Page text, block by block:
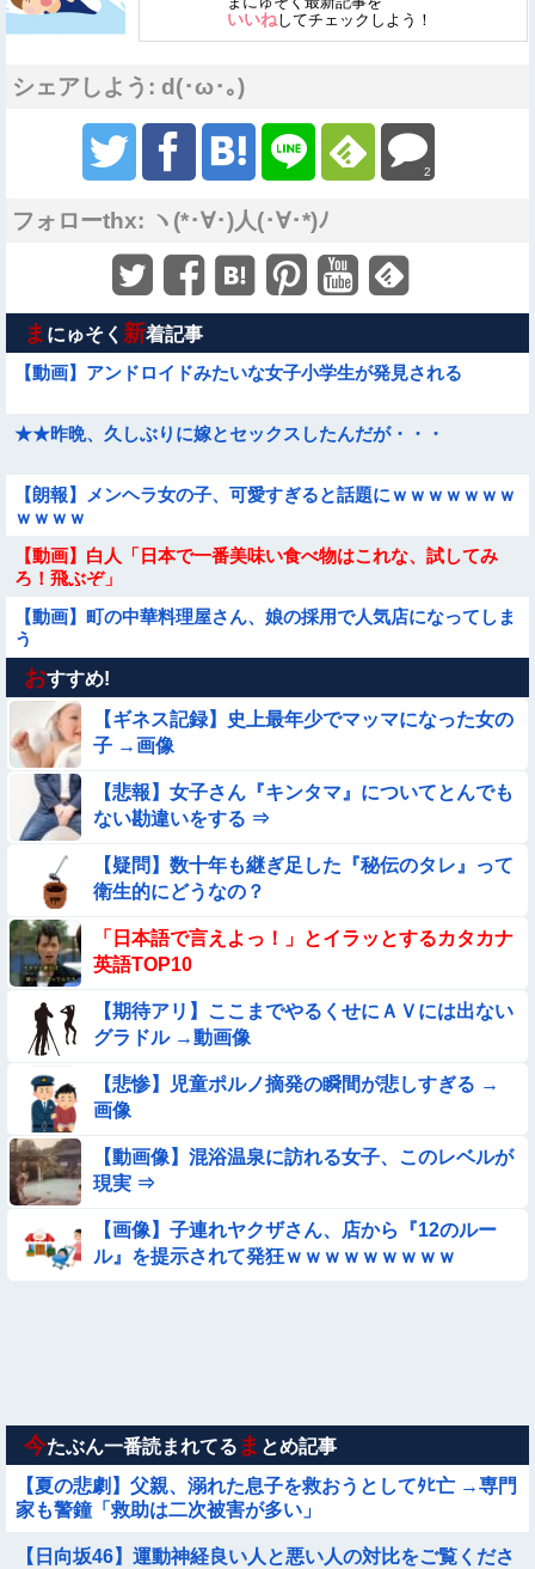
いいねしてチェックしよう！
シェアしよう: d(･ω･｡)
2
フォローthx: ヽ(*･∀･)人(･∀･*)ﾉ
ま にゅそく 新着記事
【動画】アンドロイドみたいな女子小学生が発見される
★★昨晩、久しぶりに嫁とセックスしたんだが・・・
【朗報】メンヘラ女の子、可愛すぎると話題にｗｗｗｗｗｗｗ
ｗｗｗｗ
【動画】白人「日本で一番美味い食べ物はこれな、試してみ
ろ！飛ぶぞ」
【動画】町の中華料理屋さん、娘の採用で人気店になってしま
う
【悲報】イッヌさん、飼い主の『レズプレイ』を見てドン引
き・・・
【動画あり】ボーイッシュ美少女「どうしたん？おっぱい揉
む？❤」
【動画】野犬の群れに襲われた男性、とんでもない方法で制圧
するｗｗｗｗｗｗｗ
【動画】力士さん、ボクサーをボコってしまう
【画像】新人AV女優さん、ジブリキャラのコスプレでチンポ
を硬めてくるｗｗｗｗｗｗｗ
【動画】ピザ屋のバイト女、クッソせこい『ツマミ食い』をし
て炎上
★★同格のように語られてるけど実際は『雲泥の差』があるも
【悩み相談】昭和の高1女子さん、夏の体験談ｗｗｗｗｗｗｗ
ｗ
【参考画像】脱がしたら『残念オッパイ』を褒める時の模範解
答
◉★日本の結婚式のこのルール 外国人は笑うらしいな
おすすめ!
【ギネス記録】史上最年少でマッマになった女の
子 →画像
【悲報】女子さん『キンタマ』についてとんでも
ない勘違いをする ⇒
【疑問】数十年も継ぎ足した『秘伝のタレ』って
衛生的にどうなの？
「日本語で言えよっ！」とイラッとするカタカナ
英語TOP10
【期待アリ】ここまでやるくせにＡＶには出ない
グラドル →動画像
【悲惨】児童ポルノ摘発の瞬間が悲しすぎる →
画像
【動画像】混浴温泉に訪れる女子、このレベルが
現実 ⇒
【画像】子連れヤクザさん、店から『12のルー
ル』を提示されて発狂ｗｗｗｗｗｗｗｗｗ
今たぶん一番読まれてる ま とめ記事
【夏の悲劇】父親、溺れた息子を救おうとしてﾀﾋ亡 →専門
家も警鐘「救助は二次被害が多い」
【日向坂46】運動神経良い人と悪い人の対比をご覧くださ